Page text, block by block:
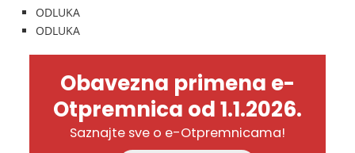
ODLUKA
ODLUKA
Obavezna primena e-
Otpremnica od 1.1.2026.
Saznajte sve o e-Otpremnicama!